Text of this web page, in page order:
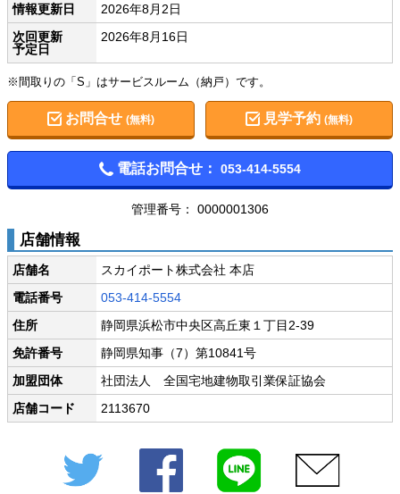
情報更新日
2026年8月2日
次回更新
予定日
2026年8月16日
※間取りの「S」はサービスルーム（納戸）です。
お問合せ (無料) 見学予約(無料)
電話お問合せ： 053-414-5554
管理番号： 0000001306
店舗情報
店舗名
スカイポート株式会社 本店
電話番号
053-414-5554
住所
静岡県浜松市中央区高丘東１丁目2-39
免許番号
静岡県知事（7）第10841号
加盟団体
社団法人 全国宅地建物取引業保証協会
店舗コード
2113670
Twitter Facebook